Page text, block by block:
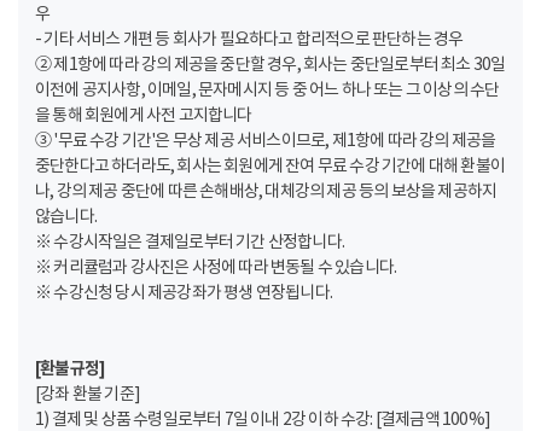
우
- 기타 서비스 개편 등 회사가 필요하다고 합리적으로 판단하는 경우
② 제1항에 따라 강의 제공을 중단할 경우, 회사는 중단일로부터 최소 30일
이전에 공지사항, 이메일, 문자메시지 등 중 어느 하나 또는 그 이상의 수단
을 통해 회원에게 사전 고지합니다
③ '무료 수강 기간'은 무상 제공 서비스이므로, 제1항에 따라 강의 제공을
중단한다고 하더라도, 회사는 회원에게 잔여 무료 수강 기간에 대해 환불이
나, 강의 제공 중단에 따른 손해배상, 대체강의 제공 등의 보상을 제공하지
않습니다.
※ 수강시작일은 결제일로부터 기간 산정합니다.
※ 커리큘럼과 강사진은 사정에 따라 변동될 수 있습니다.
※ 수강신청 당시 제공강좌가 평생 연장됩니다.
[환불규정]
[강좌 환불 기준]
1) 결제 및 상품 수령일로부터 7일 이내 2강 이하 수강: [결제금액 100%]